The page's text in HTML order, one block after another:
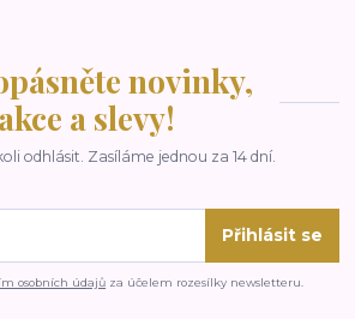
novinky,
akce a slevy!
odhlásit. Zasíláme jednou za 14 dní.
Přihlásit se
osobních údajů za účelem rozesílky newsletteru.